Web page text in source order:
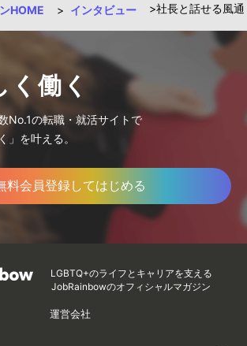
HOME インタビュー 社長と話せる風
く働く
No.1の転職・就活サイトで
」を叶える。
料会員登録してはじめる
LGBTQ+のライフとキャリアを支える
JobRainbowのオフィシャルマガジン
運営会社